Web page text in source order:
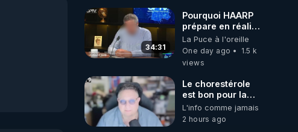
34:31
Pourquoi HAARP
prépare en réalité
un CHAOS
climatique, on
répond
La Puce à l'oreille
One day ago
1.5 k
views
Le chorestérole
est bon pour la
santé, ils nous
volent l'eau ! 😒🤢
L'info comme jamais
2 hours ago